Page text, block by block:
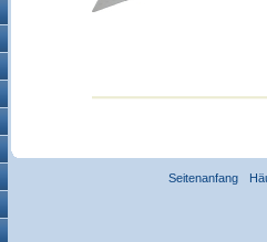
Seitenanfang